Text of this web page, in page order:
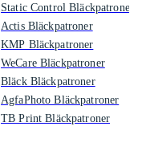
Static Control Bläckpatroner
Actis Bläckpatroner
KMP Bläckpatroner
WeCare Bläckpatroner
Bläck Bläckpatroner
AgfaPhoto Bläckpatroner
TB Print Bläckpatroner